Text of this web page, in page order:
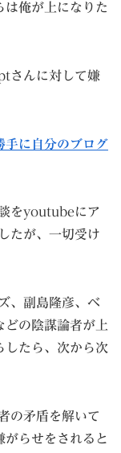
は俺が上になりた
さんに対して嫌
手に自分のブログ
をyoutubeにア
たが、一切受け
、副島隆彦、ベ
どの陰謀論者が上
したら、次から次
の矛盾を解いて
らせをされると